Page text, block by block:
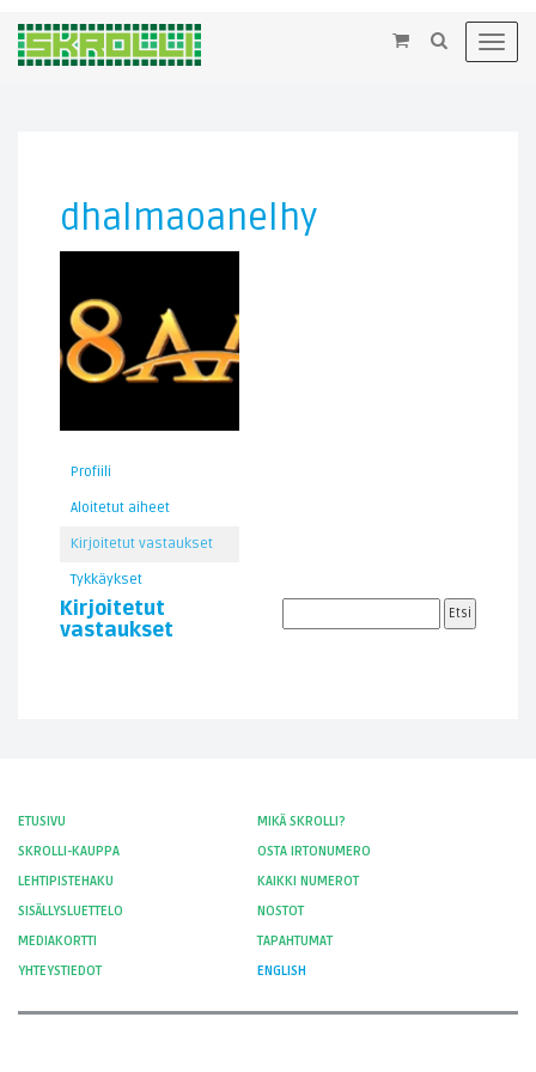
×
dhalmaoanelhy
Profiili
Aloitetut aiheet
Kirjoitetut vastaukset
Tykkäykset
Kirjoitetut
vastaukset
ETUSIVU
MIKÄ SKROLLI?
SKROLLI-KAUPPA
OSTA IRTONUMERO
LEHTIPISTEHAKU
KAIKKI NUMEROT
SISÄLLYSLUETTELO
NOSTOT
MEDIAKORTTI
TAPAHTUMAT
YHTEYSTIEDOT
ENGLISH